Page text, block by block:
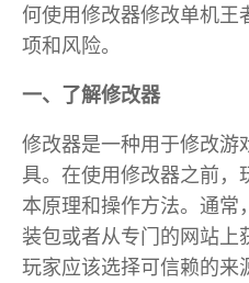
何使用修改器修改单机
项和风险。
一、了解修改器
修改器是一种用于修改游
具。在使用修改器之前
本原理和操作方法。通
装包或者从专门的网站上
玩家应该选择可信赖的来